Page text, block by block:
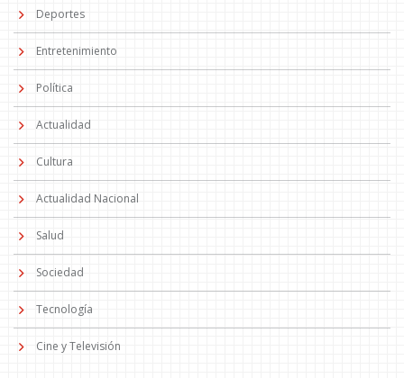
Deportes
Entretenimiento
Política
Actualidad
Cultura
Actualidad Nacional
Salud
Sociedad
Tecnología
Cine y Televisión